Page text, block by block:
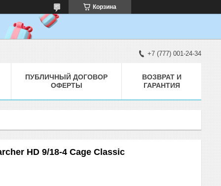
Корзина
+7 (777) 001-24-34
ПУБЛИЧНЫЙ ДОГОВОР
ОФЕРТЫ
ВОЗВРАТ И
ГАРАНТИЯ
HD 9/18-4 Cage Classic